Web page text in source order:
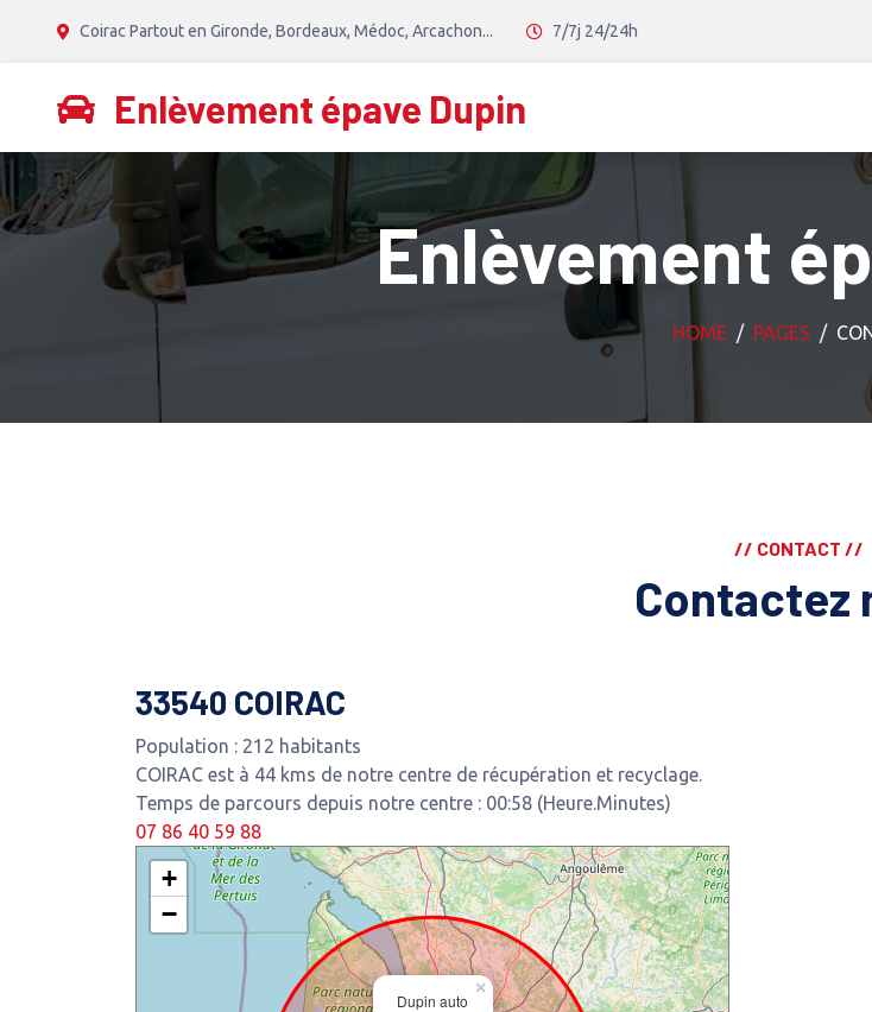
Coirac Partout en Gironde, Bordeaux, Médoc, Arcachon... 7/7j 24/24h
Enlèvement épave Dupin
Enlèvement
HOME PAGES
// CONTACT //
Contactez
33540 COIRAC
Population : 212 habitants
COIRAC est à 44 kms de notre centre de récupération et recyclage.
Temps de parcours depuis notre centre : 00:58 (Heure.Minutes)
07 86 40 59 88
Dupin auto
×
+
−